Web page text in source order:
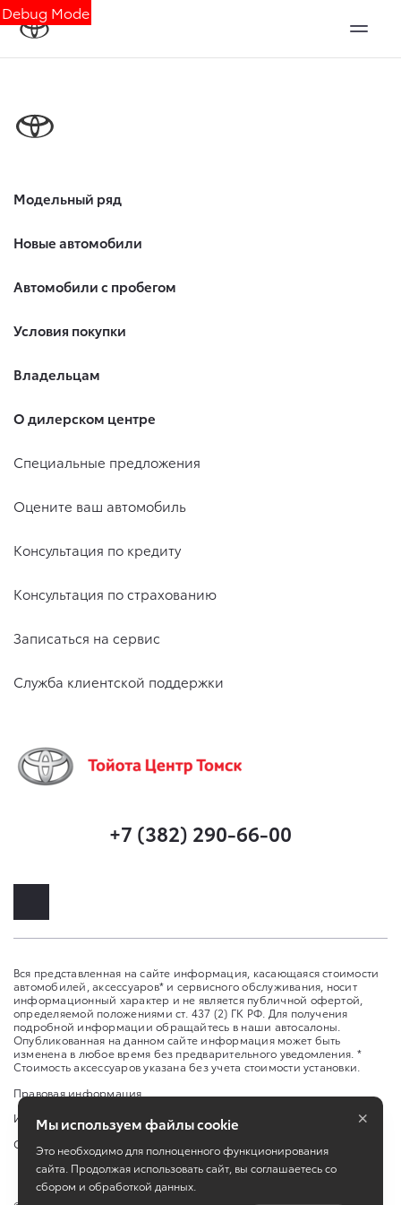
Debug Mode
Модельный ряд
Новые автомобили
Автомобили с пробегом
Условия покупки
Владельцам
О дилерском центре
Специальные предложения
Оцените ваш автомобиль
Консультация по кредиту
Консультация по страхованию
Записаться на сервис
Служба клиентской поддержки
+7 (382) 290-66-00
Вся представленная на сайте информация, касающаяся стоимости
автомобилей, аксессуаров* и сервисного обслуживания, носит
информационный характер и не является публичной офертой,
определяемой положениями ст. 437 (2) ГК РФ. Для получения
подробной информации обращайтесь в наши автосалоны.
Опубликованная на данном сайте информация может быть
изменена в любое время без предварительного уведомления. *
Стоимость аксессуаров указана без учета стоимости установки.
Правовая информация
Изменить настройку cookies
Сбросить cookie
Мы используем файлы cookie
Это необходимо для полноценного функционирования
сайта. Продолжая использовать сайт, вы соглашаетесь со
сбором и обработкой данных.
×